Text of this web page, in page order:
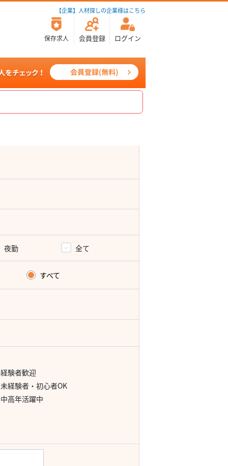
【企業】人材探しの企業様はこちら
保存求人 会員登録 ログイン
夜勤 全て
すべて
経験者歓迎
未経験者・初心者OK
中高年活躍中